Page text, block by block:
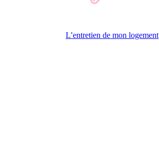
L’entretien de mon logement